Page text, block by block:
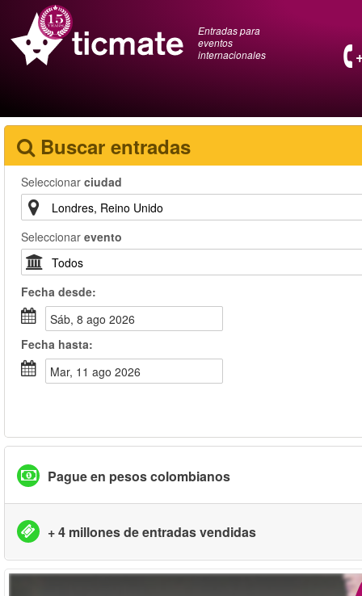
Entradas para
eventos
internacionales
Buscar entradas
Seleccionar ciudad
Seleccionar evento
Fecha desde:
sáb, 8 ago 2026
Fecha hasta:
mar, 11 ago 2026
Pague en pesos colombianos
+ 4 millones de entradas vendidas